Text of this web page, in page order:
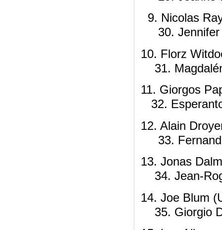
9.
30. Jennifer
10.
31.
11.
32.
12.
33.
13.
34. Jean-
14.
35. Giorgio